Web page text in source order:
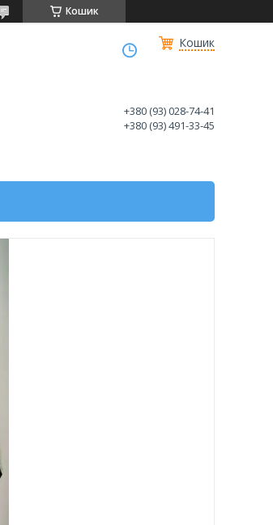
Кошик
Кошик
+380 (93) 028-74-41
+380 (93) 491-33-45